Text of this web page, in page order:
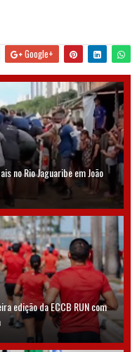
Google+
no Rio Jaguaribe em João
edição da ECCB RUN com